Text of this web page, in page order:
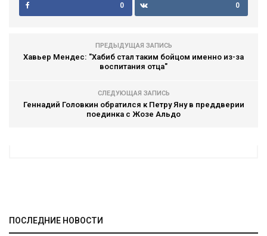
0 0
ПРЕДЫДУЩАЯ ЗАПИСЬ
Хавьер Мендес: "Хабиб стал таким бойцом именно из-за
воспитания отца"
СЛЕДУЮЩАЯ ЗАПИСЬ
Геннадий Головкин обратился к Петру Яну в преддверии
поединка с Жозе Альдо
ПОСЛЕДНИЕ НОВОСТИ